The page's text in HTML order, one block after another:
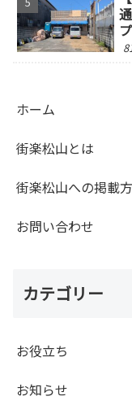
ホーム
街楽松山とは
街楽松山への掲載
お問い合わせ
カテゴリー
お役立ち
お知らせ